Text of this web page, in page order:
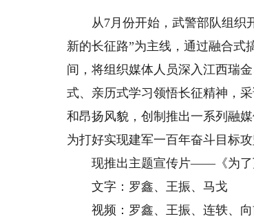
从7月份开始，武警部队组织开
新的长征路”为主线，通过融合式
间，将组织媒体人员深入江西瑞
式、亲历式学习领悟长征精神，
和昂扬风貌，创制推出一系列融
为打好实现建军一百年奋斗目标攻
现推出主题宣传片——《为了
文字：罗鑫、王振、马戈
视频：罗鑫、王振、连轶、向